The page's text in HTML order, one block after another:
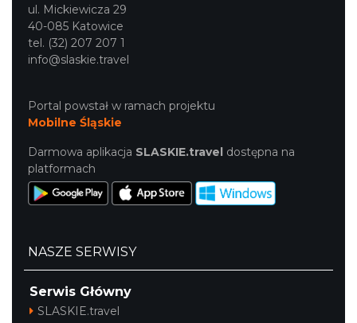
ul. Mickiewicza 29
40-085 Katowice
tel. (32) 207 207 1
info@slaskie.travel
Portal powstał w ramach projektu
Mobilne Śląskie
Darmowa aplikacja SLASKIE.travel dostępna na
platformach
NASZE SERWISY
Serwis Główny
SLASKIE.travel